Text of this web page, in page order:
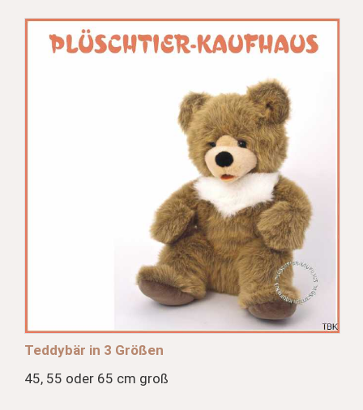
Teddybär in 3 Größen
45, 55 oder 65 cm groß